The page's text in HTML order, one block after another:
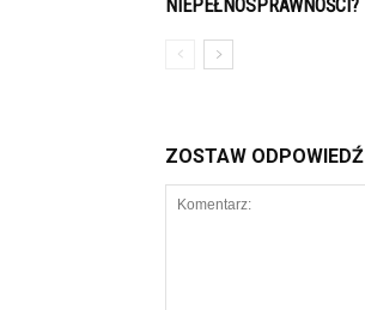
NIEPEŁNOSPRAWNOŚCI?
ZOSTAW ODPOWIEDŹ